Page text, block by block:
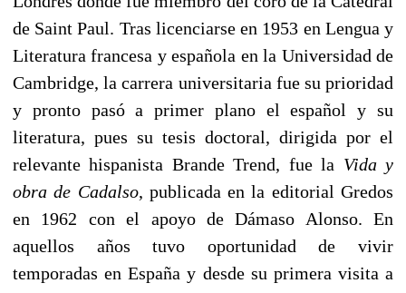
de Saint Paul. Tras licenciarse en 1953 en Lengua y
Literatura francesa y española en la Universidad de
Cambridge, la carrera universitaria fue su prioridad
y pronto pasó a primer plano el español y su
literatura, pues su tesis doctoral, dirigida por el
relevante hispanista Brande Trend, fue la Vida y
obra de Cadalso, publicada en la editorial Gredos
en 1962 con el apoyo de Dámaso Alonso. En
aquellos años tuvo oportunidad de vivir
temporadas en España y desde su primera visita a